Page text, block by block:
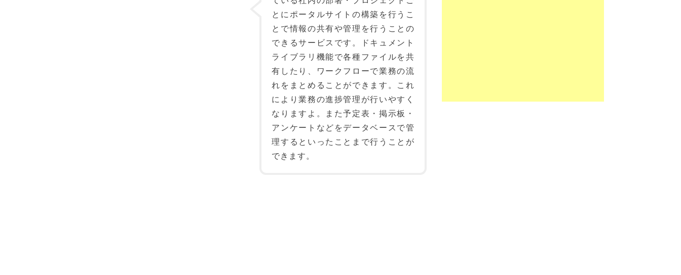
とにポータルサイトの構築を行うこ
とで情報の共有や管理を行うことの
できるサービスです。ドキュメント
ライブラリ機能で各種ファイルを共
有したり、ワークフローで業務の流
れをまとめることができます。これ
により業務の進捗管理が行いやすく
なりますよ。また予定表・掲示板・
アンケートなどをデータベースで管
理するといったことまで行うことが
できます。